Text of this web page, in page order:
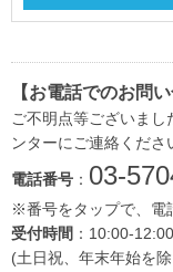
【お電話でのお問い
ご不明点等ございま
ンターにご連絡くださ
電話番号 ： 03-
※番号をタップで、電
受付時間 ：10:00-
(土日祝、年末年始を